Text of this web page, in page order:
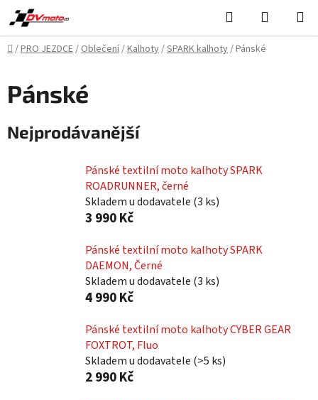
Přejít
na
obsah
Hledat
KOŠÍK
Domů
/PRO JEZDCE/Oblečení/Kalhoty/SPARK kalhoty/Pánské
Pánské
Nejprodávanější
Pánské textilní moto kalhoty SPARK
ROADRUNNER, černé
Skladem u dodavatele (3 ks)
3 990 Kč
Pánské textilní moto kalhoty SPARK
DAEMON, Černé
Skladem u dodavatele (3 ks)
4 990 Kč
Pánské textilní moto kalhoty CYBER GEAR
FOXTROT, Fluo
Skladem u dodavatele (>5 ks)
2 990 Kč